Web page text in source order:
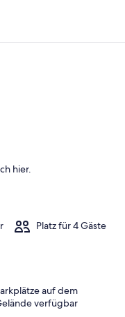
hier.
Platz für 4 Gäste
auf dem
verfügbar